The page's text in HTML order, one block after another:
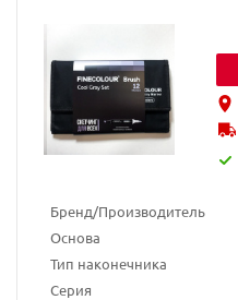
Бренд/Производитель
Основа
Тип наконечника
Серия